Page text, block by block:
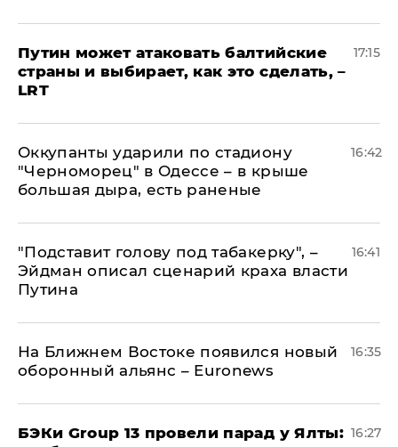
Путин может атаковать балтийские
страны и выбирает, как это сделать, –
LRT
17:15
Оккупанты ударили по стадиону
"Черноморец" в Одессе – в крыше
большая дыра, есть раненые
16:42
​"Подставит голову под табакерку", –
Эйдман описал сценарий краха власти
Путина
16:41
На Ближнем Востоке появился новый
оборонный альянс – Euronews
16:35
​БЭКи Group 13 провели парад у Ялты: 16:27